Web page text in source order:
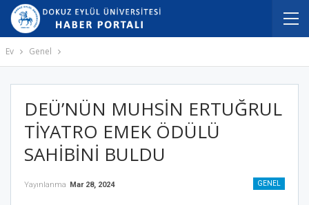
Ev Genel
DEÜ’NÜN MUHSİN ERTUĞRUL
TİYATRO EMEK ÖDÜLÜ
SAHİBİNİ BULDU
GENEL
Yayınlanma Mar 28, 2024